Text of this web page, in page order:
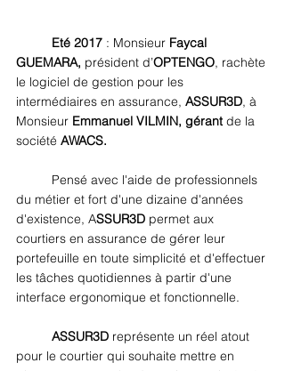
Eté 2017 : Monsieur Faycal
GUEMARA, président d’OPTENGO, rachète
le logiciel de gestion pour les
intermédiaires en assurance, ASSUR3D, à
Monsieur Emmanuel VILMIN, gérant de la
société AWACS.
Pensé avec l'aide de professionnels
du métier et fort d'une dizaine d'années
d'existence, ASSUR3D permet aux
courtiers en assurance de gérer leur
portefeuille en toute simplicité et d'effectuer
les tâches quotidiennes à partir d'une
interface ergonomique et fonctionnelle.
ASSUR3D représente un réel atout
pour le courtier qui souhaite mettre en